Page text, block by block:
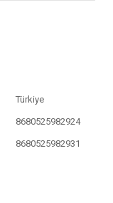
Türkiye
8680525982924
8680525982931